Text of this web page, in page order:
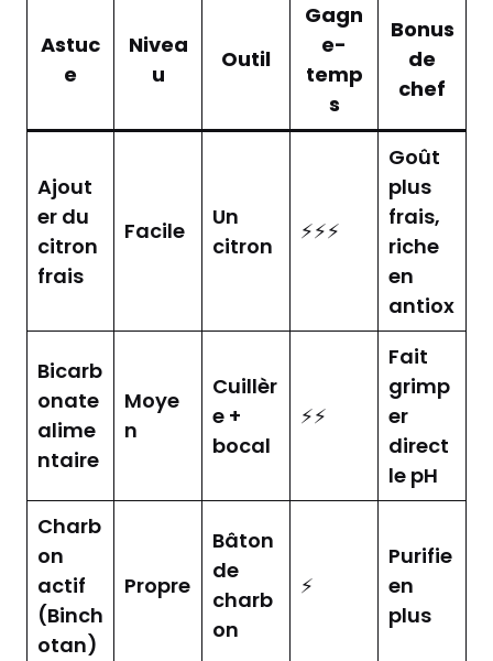
Astuc
e
Nivea
u
Outil
Gagn
e-
temp
s
Bonus
de
chef
Ajout
er du
citron
frais
Facile
Un
citron
⚡⚡⚡
Goût
plus
frais,
riche
en
antiox
Bicarb
onate
alime
ntaire
Moye
n
Cuillèr
e +
bocal
⚡⚡
Fait
grimp
er
direct
le pH
Charb
on
actif
(Binch
otan)
Propre
Bâton
de
charb
on
⚡
Purifie
en
plus